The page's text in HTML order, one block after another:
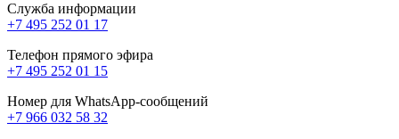
Служба информации
+7 495 252 01 17
Телефон прямого эфира
+7 495 252 01 15
Номер для WhatsApp-сообщений
+7 966 032 58 32